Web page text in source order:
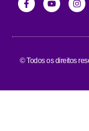
© Todos os direitos